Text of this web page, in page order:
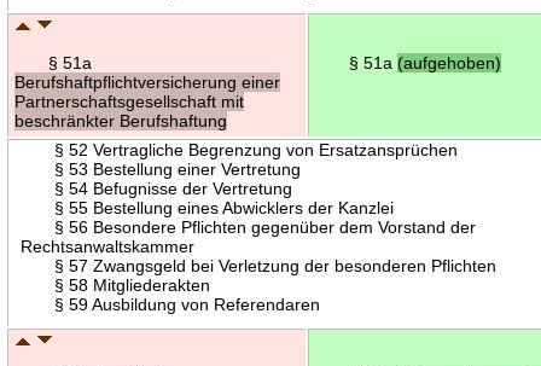
§ 51a
Berufshaftpflichtversicherung einer
Partnerschaftsgesellschaft mit
beschränkter Berufshaftung
§ 51a (aufgehoben)
§ 52 Vertragliche Begrenzung von Ersatzansprüchen
§ 53 Bestellung einer Vertretung
§ 54 Befugnisse der Vertretung
§ 55 Bestellung eines Abwicklers der Kanzlei
§ 56 Besondere Pflichten gegenüber dem Vorstand der
Rechtsanwaltskammer
§ 57 Zwangsgeld bei Verletzung der besonderen Pflichten
§ 58 Mitgliederakten
§ 59 Ausbildung von Referendaren